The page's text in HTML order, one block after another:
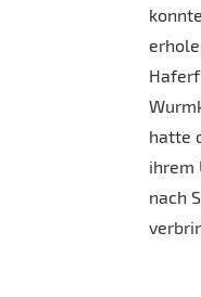
hatte
ihrem
nach